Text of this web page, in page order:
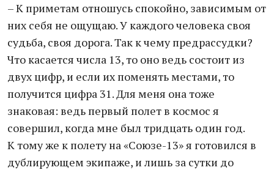
– К приметам отношусь спокойно, зависимым от
них себя не ощущаю. У каждого человека своя
судьба, своя дорога. Так к чему предрассудки?
Что касается числа 13, то оно ведь состоит из
двух цифр, и если их поменять местами, то
получится цифра 31. Для меня она тоже
знаковая: ведь первый полет в космос я
совершил, когда мне был тридцать один год.
К тому же к полету на «Союзе-13» я готовился в
дублирующем экипаже, и лишь за сутки до